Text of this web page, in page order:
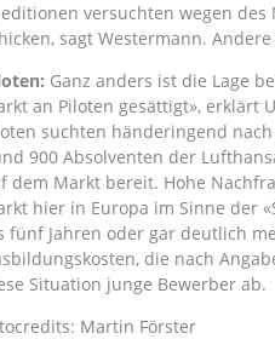
versuchten wegen
sagt Westermann.
Ganz anders ist die Lage
an Piloten gesättigt», erklärt
suchten händeringend
900 Absolventen der
dem Markt bereit. Hohe
hier in Europa im Sinne der
fünf Jahren oder gar deutlich
die nach
Situation junge Bewerber ab.
Martin Förster